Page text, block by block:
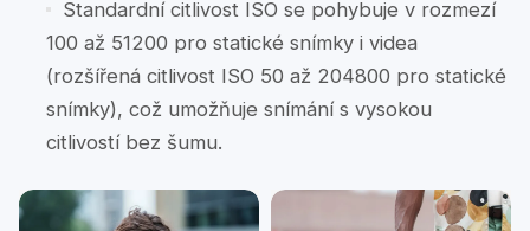
Standardní citlivost ISO se pohybuje v rozmezí
100 až 51200 pro statické snímky i videa
(rozšířená citlivost ISO 50 až 204800 pro statické
snímky), což umožňuje snímání s vysokou
citlivostí bez šumu.